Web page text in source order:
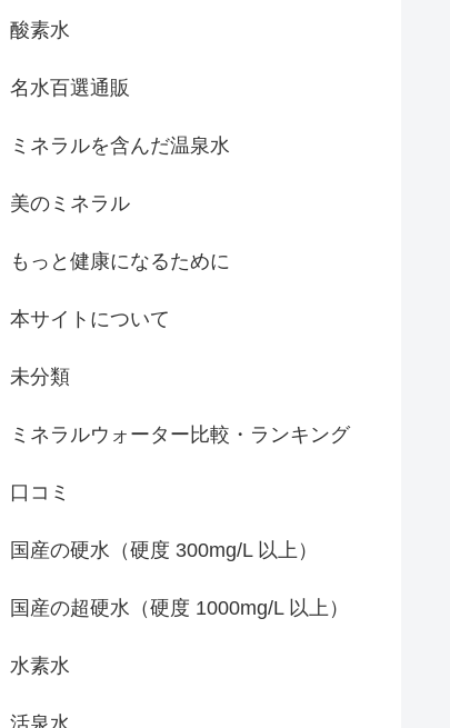
酸素水
名水百選通販
ミネラルを含んだ温泉水
美のミネラル
もっと健康になるために
本サイトについて
未分類
ミネラルウォーター比較・ランキング
口コミ
国産の硬水（硬度 300mg/L 以上）
国産の超硬水（硬度 1000mg/L 以上）
水素水
活泉水